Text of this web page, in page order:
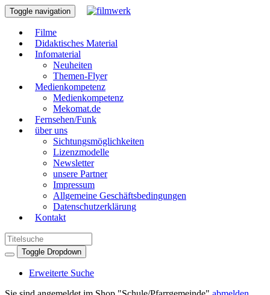
Toggle navigation
Filme
Didaktisches Material
Infomaterial
Neuheiten
Themen-Flyer
Medienkompetenz
Medienkompetenz
Mekomat.de
Fernsehen/Funk
über uns
Sichtungsmöglichkeiten
Lizenzmodelle
Newsletter
unsere Partner
Impressum
Allgemeine Geschäftsbedingungen
Datenschutzerklärung
Kontakt
Toggle Dropdown
Erweiterte Suche